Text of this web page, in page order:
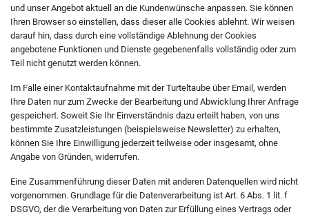
und unser Angebot aktuell an die Kundenwünsche anpassen. Sie können
Ihren Browser so einstellen, dass dieser alle Cookies ablehnt. Wir weisen
darauf hin, dass durch eine vollständige Ablehnung der Cookies
angebotene Funktionen und Dienste gegebenenfalls vollständig oder zum
Teil nicht genutzt werden können.
Im Falle einer Kontaktaufnahme mit der Turteltaube über Email, werden
Ihre Daten nur zum Zwecke der Bearbeitung und Abwicklung Ihrer Anfrage
gespeichert. Soweit Sie Ihr Einverständnis dazu erteilt haben, von uns
bestimmte Zusatzleistungen (beispielsweise Newsletter) zu erhalten,
können Sie Ihre Einwilligung jederzeit teilweise oder insgesamt, ohne
Angabe von Gründen, widerrufen.
Eine Zusammenführung dieser Daten mit anderen Datenquellen wird nicht
vorgenommen. Grundlage für die Datenverarbeitung ist Art. 6 Abs. 1 lit. f
DSGVO, der die Verarbeitung von Daten zur Erfüllung eines Vertrags oder